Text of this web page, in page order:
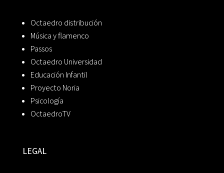
Octaedro distribución
Música y flamenco
Passos
Octaedro Universidad
Educación Infantil
Proyecto Noria
Psicología
OctaedroTV
LEGAL